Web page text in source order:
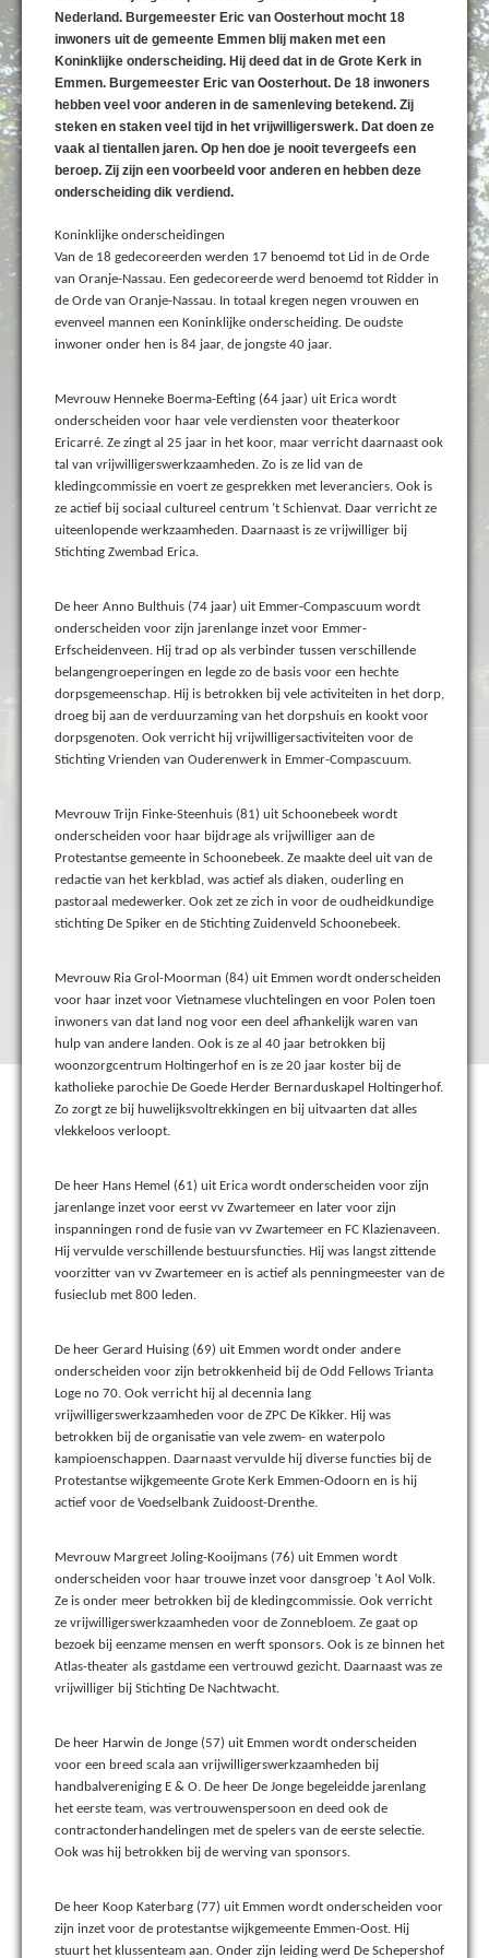
Nederland. Burgemeester Eric van Oosterhout mocht 18
inwoners uit de gemeente Emmen blij maken met een
Koninklijke onderscheiding. Hij deed dat in de Grote Kerk in
Emmen. Burgemeester Eric van Oosterhout. De 18 inwoners
hebben veel voor anderen in de samenleving betekend. Zij
steken en staken veel tijd in het vrijwilligerswerk. Dat doen ze
vaak al tientallen jaren. Op hen doe je nooit tevergeefs een
beroep. Zij zijn een voorbeeld voor anderen en hebben deze
onderscheiding dik verdiend.
Koninklijke onderscheidingen
Van de 18 gedecoreerden werden 17 benoemd tot Lid in de Orde
van Oranje-Nassau. Een gedecoreerde werd benoemd tot Ridder in
de Orde van Oranje-Nassau. In totaal kregen negen vrouwen en
evenveel mannen een Koninklijke onderscheiding. De oudste
inwoner onder hen is 84 jaar, de jongste 40 jaar.
Mevrouw Henneke Boerma-Eefting (64 jaar) uit Erica wordt
onderscheiden voor haar vele verdiensten voor theaterkoor
Ericarré. Ze zingt al 25 jaar in het koor, maar verricht daarnaast ook
tal van vrijwilligerswerkzaamheden. Zo is ze lid van de
kledingcommissie en voert ze gesprekken met leveranciers. Ook is
ze actief bij sociaal cultureel centrum ’t Schienvat. Daar verricht ze
uiteenlopende werkzaamheden. Daarnaast is ze vrijwilliger bij
Stichting Zwembad Erica.
De heer Anno Bulthuis (74 jaar) uit Emmer-Compascuum wordt
onderscheiden voor zijn jarenlange inzet voor Emmer-
Erfscheidenveen. Hij trad op als verbinder tussen verschillende
belangengroeperingen en legde zo de basis voor een hechte
dorpsgemeenschap. Hij is betrokken bij vele activiteiten in het dorp,
droeg bij aan de verduurzaming van het dorpshuis en kookt voor
dorpsgenoten. Ook verricht hij vrijwilligersactiviteiten voor de
Stichting Vrienden van Ouderenwerk in Emmer-Compascuum.
Mevrouw Trijn Finke-Steenhuis (81) uit Schoonebeek wordt
onderscheiden voor haar bijdrage als vrijwilliger aan de
Protestantse gemeente in Schoonebeek. Ze maakte deel uit van de
redactie van het kerkblad, was actief als diaken, ouderling en
pastoraal medewerker. Ook zet ze zich in voor de oudheidkundige
stichting De Spiker en de Stichting Zuidenveld Schoonebeek.
Mevrouw Ria Grol-Moorman (84) uit Emmen wordt onderscheiden
voor haar inzet voor Vietnamese vluchtelingen en voor Polen toen
inwoners van dat land nog voor een deel afhankelijk waren van
hulp van andere landen. Ook is ze al 40 jaar betrokken bij
woonzorgcentrum Holtingerhof en is ze 20 jaar koster bij de
katholieke parochie De Goede Herder Bernarduskapel Holtingerhof.
Zo zorgt ze bij huwelijksvoltrekkingen en bij uitvaarten dat alles
vlekkeloos verloopt.
De heer Hans Hemel (61) uit Erica wordt onderscheiden voor zijn
jarenlange inzet voor eerst vv Zwartemeer en later voor zijn
inspanningen rond de fusie van vv Zwartemeer en FC Klazienaveen.
Hij vervulde verschillende bestuursfuncties. Hij was langst zittende
voorzitter van vv Zwartemeer en is actief als penningmeester van de
fusieclub met 800 leden.
De heer Gerard Huising (69) uit Emmen wordt onder andere
onderscheiden voor zijn betrokkenheid bij de Odd Fellows Trianta
Loge no 70. Ook verricht hij al decennia lang
vrijwilligerswerkzaamheden voor de ZPC De Kikker. Hij was
betrokken bij de organisatie van vele zwem- en waterpolo
kampioenschappen. Daarnaast vervulde hij diverse functies bij de
Protestantse wijkgemeente Grote Kerk Emmen-Odoorn en is hij
actief voor de Voedselbank Zuidoost-Drenthe.
Mevrouw Margreet Joling-Kooijmans (76) uit Emmen wordt
onderscheiden voor haar trouwe inzet voor dansgroep ’t Aol Volk.
Ze is onder meer betrokken bij de kledingcommissie. Ook verricht
ze vrijwilligerswerkzaamheden voor de Zonnebloem. Ze gaat op
bezoek bij eenzame mensen en werft sponsors. Ook is ze binnen het
Atlas-theater als gastdame een vertrouwd gezicht. Daarnaast was ze
vrijwilliger bij Stichting De Nachtwacht.
De heer Harwin de Jonge (57) uit Emmen wordt onderscheiden
voor een breed scala aan vrijwilligerswerkzaamheden bij
handbalvereniging E & O. De heer De Jonge begeleidde jarenlang
het eerste team, was vertrouwenspersoon en deed ook de
contractonderhandelingen met de spelers van de eerste selectie.
Ook was hij betrokken bij de werving van sponsors.
De heer Koop Katerbarg (77) uit Emmen wordt onderscheiden voor
zijn inzet voor de protestantse wijkgemeente Emmen-Oost. Hij
stuurt het klussenteam aan. Onder zijn leiding werd De Schepershof